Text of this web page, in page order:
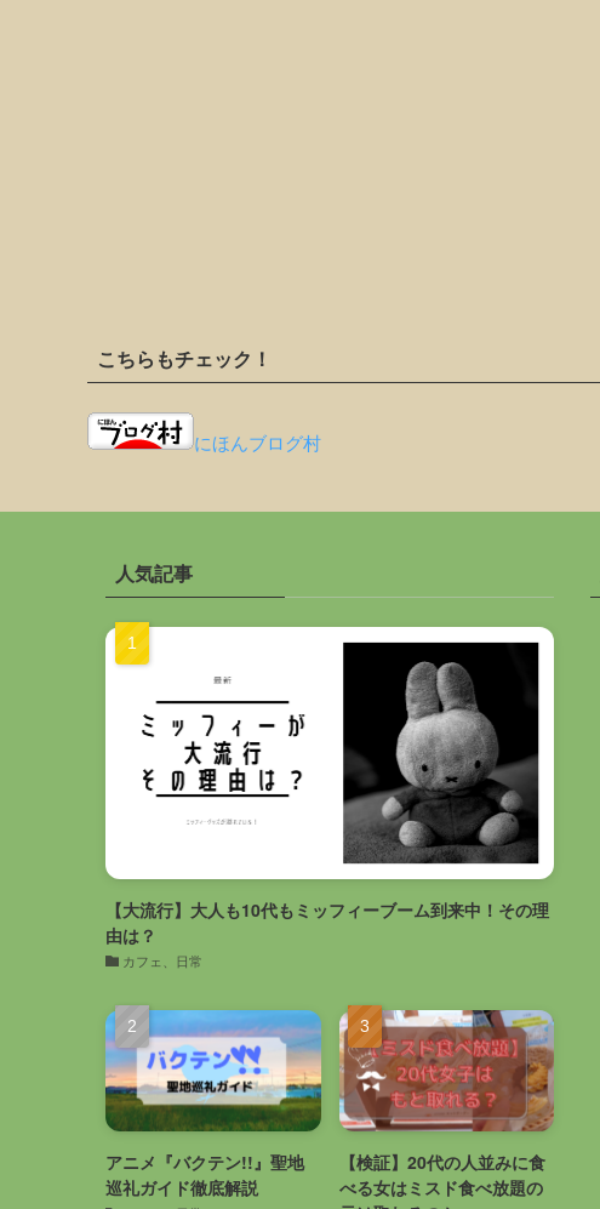
こちらもチェック！
にほんブログ村
人気記事
【大流行】大人も10代もミッフィーブーム到来中！その理
由は？
カフェ、日常
アニメ『バクテン!!』聖地
巡礼ガイド徹底解説
【検証】20代の人並みに食
べる女はミスド食べ放題の